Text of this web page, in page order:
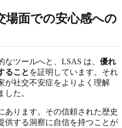
場面での安心感への
ツールへと、LSAS は、 優れ
ること を証明しています。それ
が社交不安症をよりよく理解
した。
あります。その信頼された歴史
供する洞察に自信を持つことが